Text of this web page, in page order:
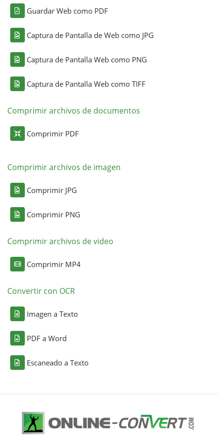
Guardar Web como PDF
Captura de Pantalla de Web como JPG
Captura de Pantalla Web como PNG
Captura de Pantalla Web como TIFF
Comprimir archivos de documentos
Comprimir PDF
Comprimir archivos de imagen
Comprimir JPG
Comprimir PNG
Comprimir archivos de video
Comprimir MP4
Convertir con OCR
Imagen a Texto
PDF a Word
Escaneado a Texto